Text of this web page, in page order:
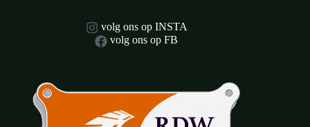
volg ons op INSTA
volg ons op FB